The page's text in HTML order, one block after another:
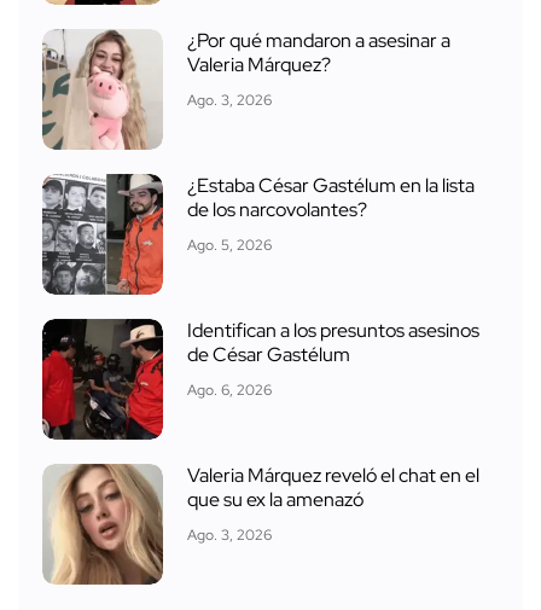
¿Por qué mandaron a asesinar a
Valeria Márquez?
Ago. 3, 2026
¿Estaba César Gastélum en la lista
de los narcovolantes?
Ago. 5, 2026
Identifican a los presuntos asesinos
de César Gastélum
Ago. 6, 2026
Valeria Márquez reveló el chat en el
que su ex la amenazó
Ago. 3, 2026